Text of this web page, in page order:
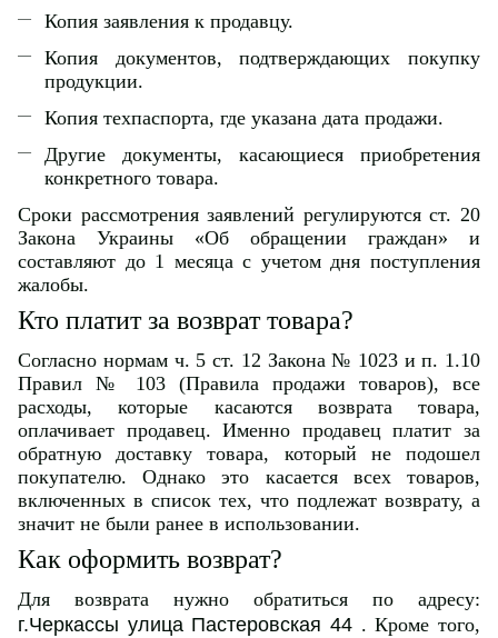
Копия заявления к продавцу.
Копия документов, подтверждающих покупку
продукции.
Копия техпаспорта, где указана дата продажи.
Другие документы, касающиеся приобретения
конкретного товара.
Сроки рассмотрения заявлений регулируются ст. 20
Закона Украины «Об обращении граждан» и
составляют до 1 месяца с учетом дня поступления
жалобы.
Кто платит за возврат товара?
Согласно нормам ч. 5 ст. 12 Закона № 1023 и п. 1.10
Правил № 103 (Правила продажи товаров), все
расходы, которые касаются возврата товара,
оплачивает продавец. Именно продавец платит за
обратную доставку товара, который не подошел
покупателю. Однако это касается всех товаров,
включенных в список тех, что подлежат возврату, а
значит не были ранее в использовании.
Как оформить возврат?
Для возврата нужно обратиться по адресу:
г.Черкассы улица Пастеровская 44 . Кроме того,